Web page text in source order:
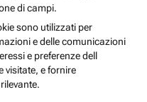
di campi.
sono utilizzati per
e delle comunicazioni
e preferenze dell
visitate, e fornire